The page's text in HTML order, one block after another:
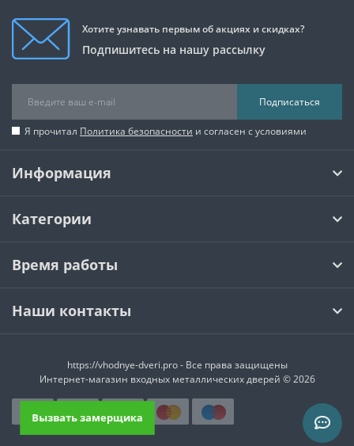
Хотите узнавать первым об акциях и скидках?
Подпишитесь на нашу рассылку
Подписаться
Я прочитал Политика безопасности и согласен с условиями
Информация
Категории
Время работы
Наши контакты
https://vhodnye-dveri.pro - Все права защищены
Интернет-магазин входных металлических дверей © 2026
Вызвать замерщика